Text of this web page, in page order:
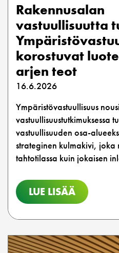
Rakennusalan
vastuullisuutta
korostuvat
arjen teot
16.6.2026
Ympäristövastuullisuus
vastuullisuustutkimuksessa
vastuullisuuden osa-
strateginen kulmakivi,
tahtotilassa kuin jokaisen
LUE LISÄÄ